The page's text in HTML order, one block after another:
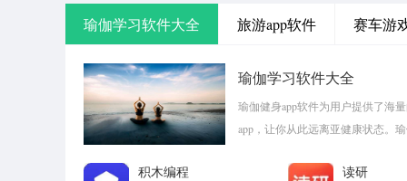
瑜伽学习软件大全 旅游app软件 赛车游
瑜伽学习软件大全
瑜伽健身app软件为用户提供了海
app，让你从此远离亚健康状态。
积木编程 读研